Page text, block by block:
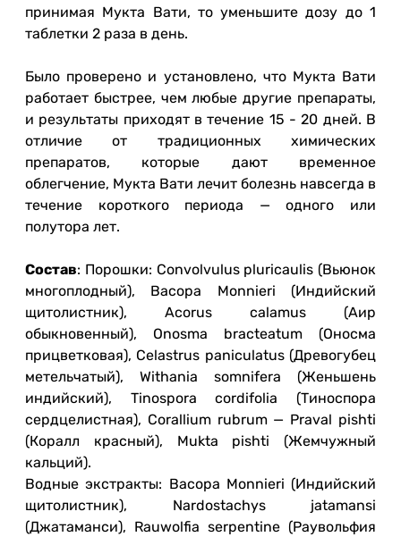
принимая Мукта Вати, то уменьшите дозу до 1
таблетки 2 раза в день.
Было проверено и установлено, что Мукта Вати
работает быстрее, чем любые другие препараты,
и результаты приходят в течение 15 - 20 дней. В
отличие от традиционных химических
препаратов, которые дают временное
облегчение, Мукта Вати лечит болезнь навсегда в
течение короткого периода — одного или
полутора лет.
Состав: Порошки: Convolvulus pluricaulis (Вьюнок
многоплодный), Bacopa Monnieri (Индийский
щитолистник), Acorus calamus (Аир
обыкновенный), Onosma bracteatum (Оносма
прицветковая), Celastrus paniculatus (Древогубец
метельчатый), Withania somnifera (Женьшень
индийский), Tinospora cordifolia (Тиноспора
сердцелистная), Corallium rubrum — Praval pishti
(Коралл красный), Mukta pishti (Жемчужный
кальций).
Водные экстракты: Bacopa Monnieri (Индийский
щитолистник), Nardostachys jatamansi
(Джатаманси), Rauwolfia serpentine (Раувольфия